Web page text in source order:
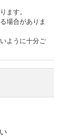
ます。
場合がありま
ように十分ご